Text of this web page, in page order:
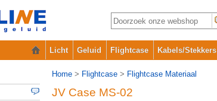
Licht Geluid Flightcase Kabels/Stekkers
Home > Flightcase > Flightcase Materiaal
JV Case MS-02